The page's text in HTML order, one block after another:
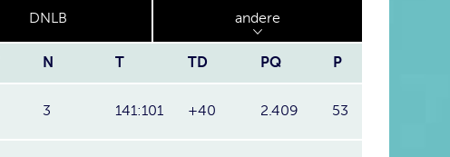
DNLB andere
N T TD PQ P
3 141:101 +40 2.409 53